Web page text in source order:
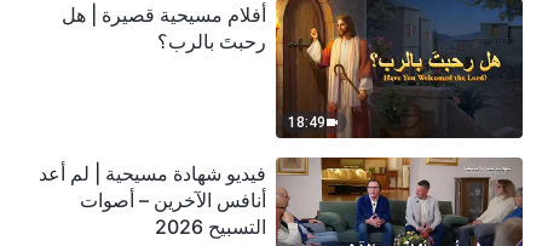
18:49
أفلام مسيحية قصيرة | هل
رحبتَ بالرب؟
فيديو شهادة مسيحية | لم أعد
أنافس الآخرين – أصوات
التسبيح 2026